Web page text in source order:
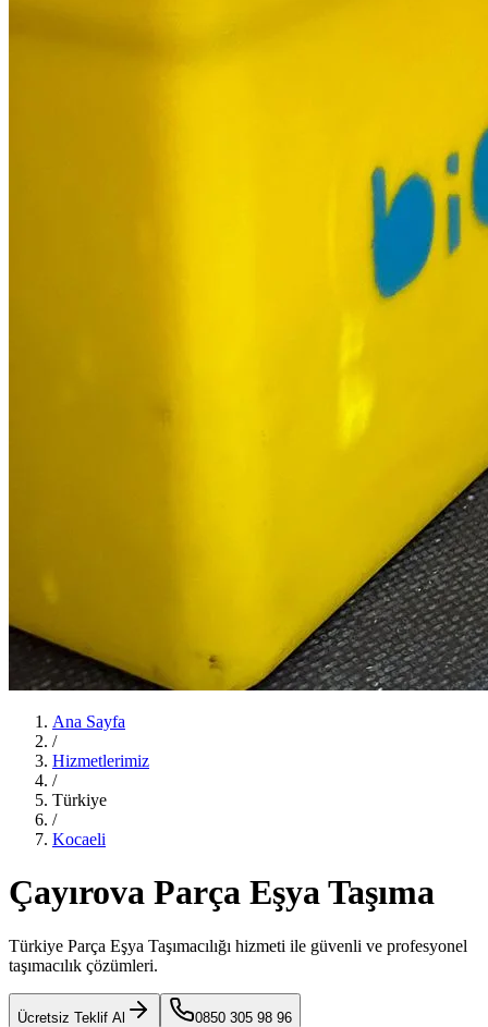
Ana Sayfa
/
Hizmetlerimiz
/
Türkiye
/
Kocaeli
Çayırova Parça Eşya Taşıma
Türkiye Parça Eşya Taşımacılığı hizmeti ile güvenli ve profesyonel
taşımacılık çözümleri.
Ücretsiz Teklif Al 0850 305 98 96